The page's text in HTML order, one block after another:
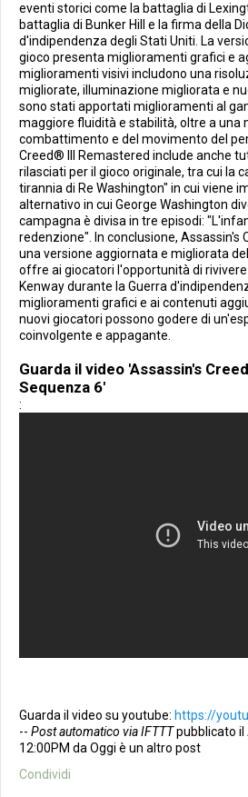
eventi storici come la battaglia di
battaglia di Bunker Hill e la firma della
d'indipendenza degli Stati Uniti. La
gioco presenta miglioramenti grafici e
miglioramenti visivi includono una
migliorate, illuminazione migliorata e
sono stati apportati miglioramenti al
maggiore fluidità e stabilità, oltre a una
combattimento e del movimento del
Creed® III Remastered include anche
rilasciati per il gioco originale, tra cui la
tirannia di Re Washington" in cui viene
alternativo in cui George Washington
campagna è divisa in tre episodi:
redenzione". In conclusione, Assassin's
una versione aggiornata e migliorata
offre ai giocatori l'opportunità di
Kenway durante la Guerra
miglioramenti grafici e ai contenuti
nuovi giocatori possono godere di
coinvolgente e appagante.
Guarda il video 'Assassin's
Sequenza 6'
:
Guarda il video su youtube: https://
-- Post automatico via IFTTTpubblicato il
12:00PM da Oggi è un altro post
Condividi